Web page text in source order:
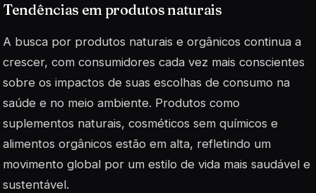
Tendências em produtos naturais
A busca por produtos naturais e orgânicos continua a
crescer, com consumidores cada vez mais conscientes
sobre os impactos de suas escolhas de consumo na
saúde e no meio ambiente. Produtos como
suplementos naturais, cosméticos sem químicos e
alimentos orgânicos estão em alta, refletindo um
movimento global por um estilo de vida mais saudável e
sustentável.